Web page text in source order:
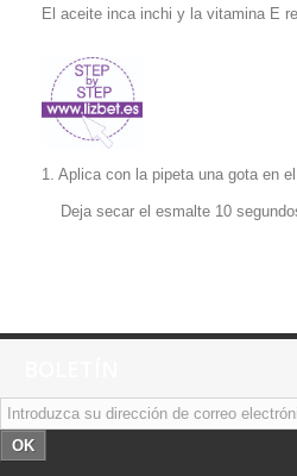
El aceite inca inchi y la vitamina E
1. Aplica con la pipeta una gota en
Deja secar el esmalte 10
OK